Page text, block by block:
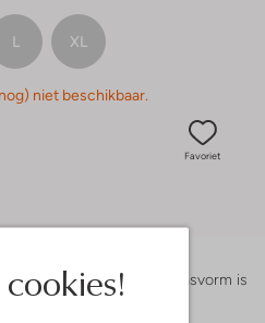
cookies!
L XL
niet beschikbaar.
Favoriet
en draagt maat s.
De pasvorm is